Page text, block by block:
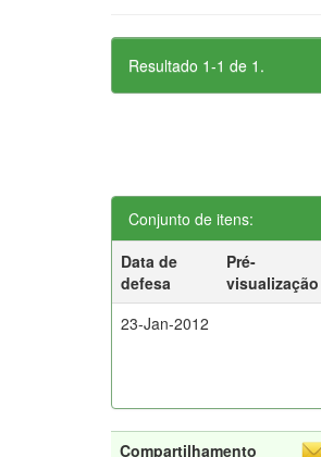
Resultado 1-1 de 1.
Conjunto de itens:
Data de
defesa
Pré-
visualização
23-Jan-2012
Compartilhamento